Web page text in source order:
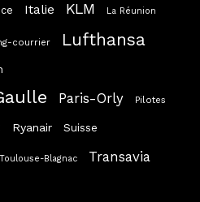
Italie KLM La Réunion
courrier Lufthansa
Paris-Orly Pilotes
Ryanair Suisse
Toulouse-Blagnac Transavia